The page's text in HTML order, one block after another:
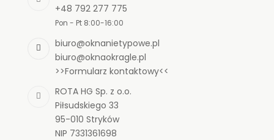
+48 792 277 775
Pon - Pt 8:00-16:00
biuro@oknanietypowe.pl
biuro@oknaokragle.pl
>>Formularz kontaktowy<<
ROTA HG Sp. z o.o.
Piłsudskiego 33
95-010 Stryków
NIP 7331361698